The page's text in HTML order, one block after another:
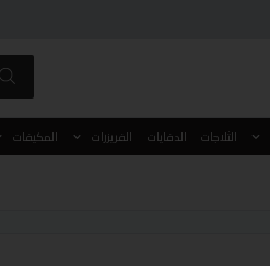
الثلاجات الدفايات الفريزرات المكيفات